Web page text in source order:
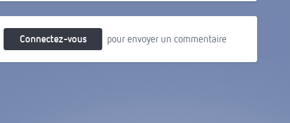
Connectez-vous pour envoyer un commentaire